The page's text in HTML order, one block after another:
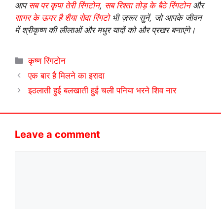
आप सब पर कृपा तेरी रिंगटोन, सब रिश्ता तोड़ के बैठे रिंगटोनऔर
सागर के ऊपर है शैया सेवा रिंगटोभी ज़रूर सुनें, जो आपके जीवन
में श्रीकृष्ण की लीलाओं और मधुर यादों को और प्रखर बनाएंगे।
Categories
कृष्ण रिंगटोन
एक बार है मिलने का इरादा
इठलाती हुई बलखाती हुई चली पनिया भरने शिव नार
Leave a comment